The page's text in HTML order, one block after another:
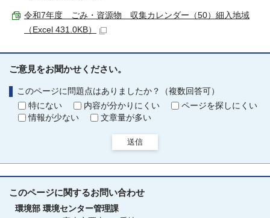
令和7年度 ごみ・資源物 収集カレンダー（50）細入地域
（Excel 431.0KB）
ご意見をお聞かせください。
このページに問題点はありましたか？（複数回答可）
特にない
内容が分かりにくい
ページを探しにくい
情報が少ない
文章量が多い
送信
このページに関するお問い合わせ
環境部 環境センター管理課